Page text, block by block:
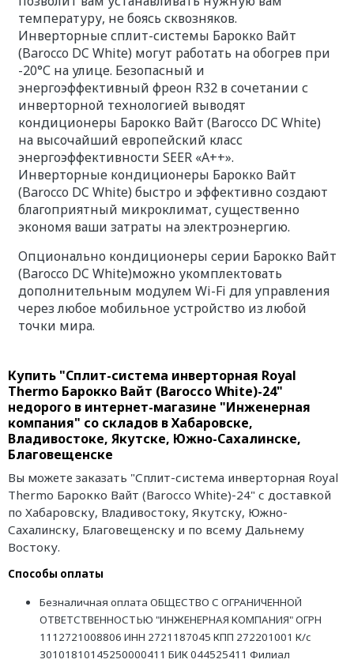
температуру, не боясь сквозняков.
Инверторные сплит-системы Барокко Вайт
(Barocco DC White) могут работать на обогрев при
-20°С на улице. Безопасный и
энергоэффективный фреон R32 в сочетании с
инверторной технологией выводят
кондиционеры Барокко Вайт (Barocco DC White)
на высочайший европейский класс
энергоэффективности SEER «A++».
Инверторные кондиционеры Барокко Вайт
(Barocco DC White) быстро и эффективно создают
благоприятный микроклимат, существенно
экономя ваши затраты на электроэнергию.
Опционально кондиционеры серии Барокко Вайт
(Barocco DC White)можно укомплектовать
дополнительным модулем Wi-Fi для управления
через любое мобильное устройство из любой
точки мира.
Купить "Сплит-система инверторная Royal
Thermo Барокко Вайт (Barocco White)-24"
недорого в интернет-магазине "Инженерная
компания" со складов в Хабаровске,
Владивостоке, Якутске, Южно-Сахалинске,
Благовещенске
Вы можете заказать "Сплит-система инверторная Royal
Thermo Барокко Вайт (Barocco White)-24" с доставкой
по Хабаровску, Владивостоку, Якутску, Южно-
Сахалинску, Благовещенску и по всему Дальнему
Востоку.
Способы оплаты
Безналичная оплата ОБЩЕСТВО С ОГРАНИЧЕННОЙ
ОТВЕТСТВЕННОСТЬЮ "ИНЖЕНЕРНАЯ КОМПАНИЯ" ОГРН
1112721008806 ИНН 2721187045 КПП 272201001 К/с
30101810145250000411 БИК 044525411 Филиал